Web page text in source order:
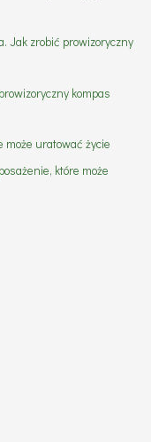
Jak zrobić prowizoryczny
kompas
może uratować życie
które może